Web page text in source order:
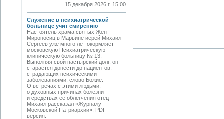
15 декабря 2026 г. 15:00
Служение в психиатрической
больнице учит смирению
Настоятель храма святых Жен-
Мироносиц в Марьине иерей Михаил
Сергеев уже много лет окормляет
московскую Психиатрическую
клиническую больницу № 13.
Выполняя свой пастырский долг, он
старается донести до пациентов,
страдающих психическими
заболеваниями, слово Божие.
О встречах с этими людьми,
о духовных причинах болезни
и средствах ее облегчения отец
Михаил рассказал «Журналу
Московской Патриархии». PDF-
версия.